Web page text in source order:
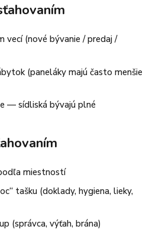
vecí (nové bývanie / predaj /
(paneláky majú často menšie
— sídliská bývajú plné
miestností
tašku (doklady, hygiena, lieky,
(správca, výťah, brána)